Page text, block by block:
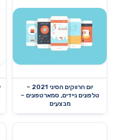
יום הרווקים הסיני 2021 –
טלפונים ניידים, סמארטפונים –
מבצעים